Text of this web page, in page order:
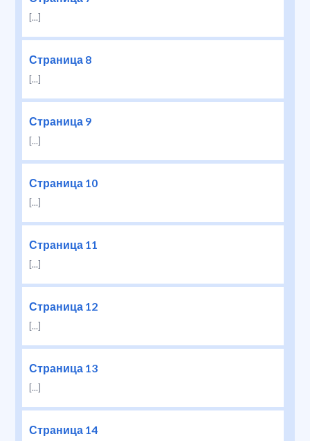
[...]
Страница 8
[...]
Страница 9
[...]
Страница 10
[...]
Страница 11
[...]
Страница 12
[...]
Страница 13
[...]
Страница 14